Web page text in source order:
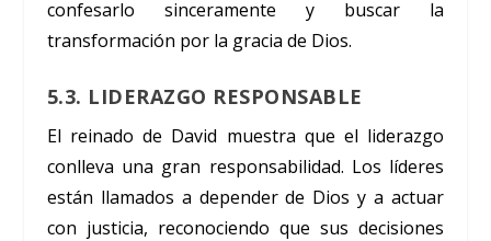
confesarlo sinceramente y buscar la
transformación por la gracia de Dios.
5.3. LIDERAZGO RESPONSABLE
El reinado de David muestra que el liderazgo
conlleva una gran responsabilidad. Los líderes
están llamados a depender de Dios y a actuar
con justicia, reconociendo que sus decisiones